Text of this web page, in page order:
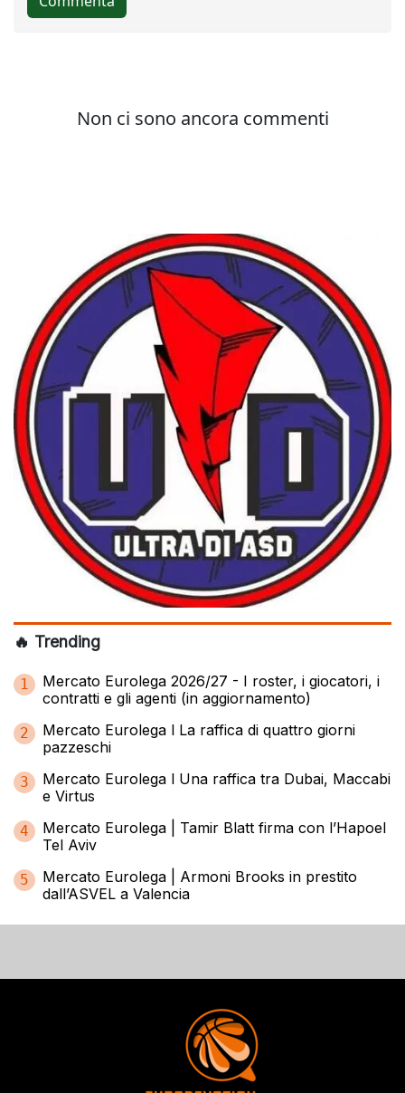
🔥 Trending
1
Mercato Eurolega 2026/27 - I roster, i giocatori, i
contratti e gli agenti (in aggiornamento)
2
Mercato Eurolega l La raffica di quattro giorni
pazzeschi
3
Mercato Eurolega l Una raffica tra Dubai, Maccabi
e Virtus
4
Mercato Eurolega | Tamir Blatt firma con l’Hapoel
Tel Aviv
5
Mercato Eurolega | Armoni Brooks in prestito
dall’ASVEL a Valencia